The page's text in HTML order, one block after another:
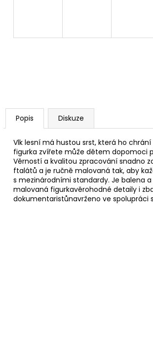
Popis Diskuze
Vlk lesní má hustou srst, která ho
figurka zvířete může dětem dopomoci
Věrností a kvalitou zpracování snadno
ftalátů a je ručně malovaná tak, aby
s mezinárodními standardy. Je balena
malovaná figurkavěrohodné detaily i
dokumentaristůnavrženo ve spolupráci